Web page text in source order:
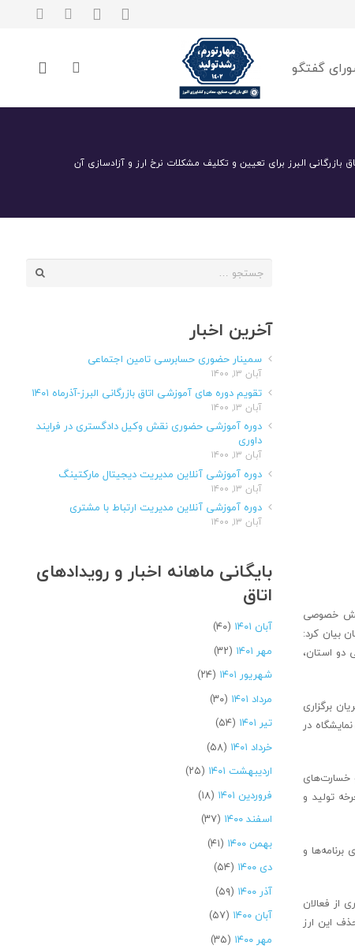
گفتگو
بازرگانی البرز برای تعیین و تکلیف مشکلات نرخ ارز و آزادسازی آن
بخش خصوصی
بیان کرد:
دو استان،
در جریان برگزاری
در
خسارت‌های
تولید و
برنامه‌ها و
از فعالان
که حذف این ارز
جستجو
آخرین اخبار
سمینار حضوری حسابرسی تامین اجتماعی
آبان ۱۳, ۱۴۰۰
تقویم دوره های آموزشی اتاق بازرگانی البرز-آذرماه ۱۴۰۱
آبان ۱۳, ۱۴۰۰
دوره آموزشی حضوری نقش وکیل دادگستری در فرایند
داوری
آبان ۱۳, ۱۴۰۰
دوره آموزشی آنلاین مدیریت دیجیتال مارکتینگ
آبان ۱۳, ۱۴۰۰
دوره آموزشی آنلاین مدیریت ارتباط با مشتری
آبان ۱۳, ۱۴۰۰
بایگانی ماهانه اخبار و رویدادهای
اتاق
آبان ۱۴۰۱
(۴۰)
مهر ۱۴۰۱
(۳۲)
شهریور ۱۴۰۱
(۲۴)
مرداد ۱۴۰۱
(۳۰)
تیر ۱۴۰۱
(۵۴)
خرداد ۱۴۰۱
(۵۸)
اردیبهشت ۱۴۰۱
(۲۵)
فروردین ۱۴۰۱
(۱۸)
اسفند ۱۴۰۰
(۳۷)
بهمن ۱۴۰۰
(۴۱)
دی ۱۴۰۰
(۵۴)
آذر ۱۴۰۰
(۵۹)
آبان ۱۴۰۰
(۵۷)
مهر ۱۴۰۰
(۳۵)